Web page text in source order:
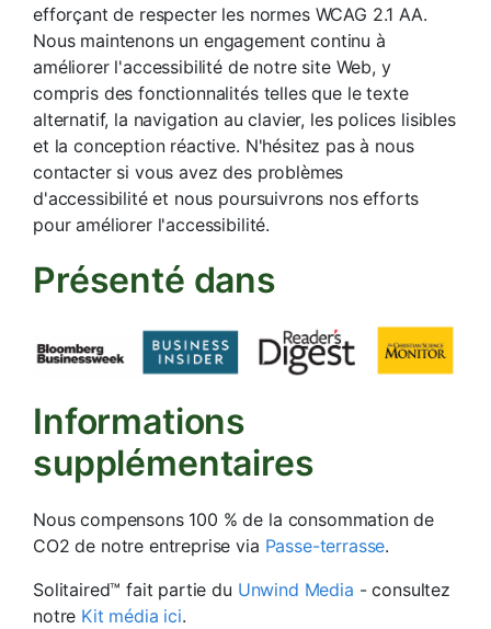
efforçant de respecter les normes WCAG 2.1 AA.
Nous maintenons un engagement continu à
améliorer l'accessibilité de notre site Web, y
compris des fonctionnalités telles que le texte
alternatif, la navigation au clavier, les polices lisibles
et la conception réactive. N'hésitez pas à nous
contacter si vous avez des problèmes
d'accessibilité et nous poursuivrons nos efforts
pour améliorer l'accessibilité.
Présenté dans
Informations
supplémentaires
Nous compensons 100 % de la consommation de
CO2 de notre entreprise via Passe-terrasse.
Solitaired™ fait partie du Unwind Media - consultez
notre Kit média ici.